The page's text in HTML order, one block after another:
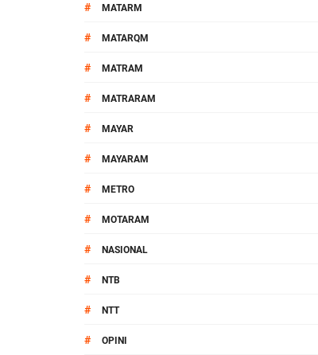
# MATARM
# MATARQM
# MATRAM
# MATRARAM
# MAYAR
# MAYARAM
# METRO
# MOTARAM
# NASIONAL
# NTB
# NTT
# OPINI